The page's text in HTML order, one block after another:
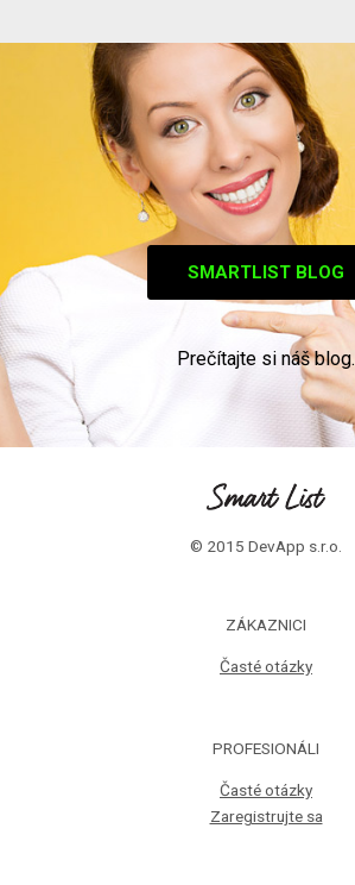
SMARTLIST BLOG
Prečítajte si náš blog.
© 2015 DevApp s.r.o.
ZÁKAZNICI
Časté otázky
PROFESIONÁLI
Časté otázky
Zaregistrujte sa